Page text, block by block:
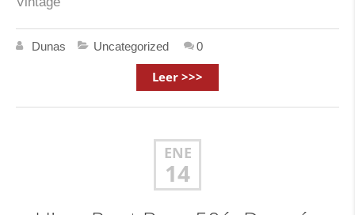
Dunas Uncategorized 0
Leer >>>
ENE
14